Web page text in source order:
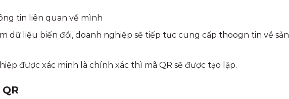
tin liên quan về mình
dữ liệu biến đổi, doanh nghiệp sẽ tiếp tục cung cấp thoogn tin về sản
được xác minh là chính xác thì mã QR sẽ được tạo lập.